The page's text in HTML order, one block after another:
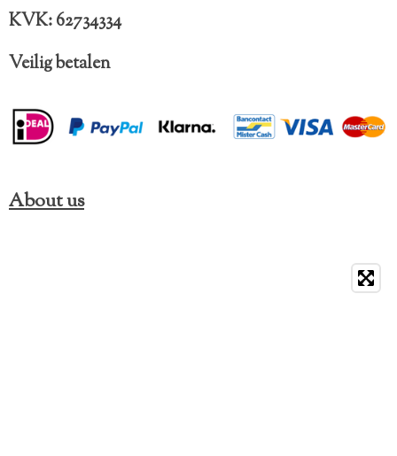
KVK: 62734334
Veilig betalen
About us